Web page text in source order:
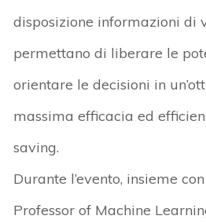
disposizione informazioni di
permettano di liberare le
orientare le decisioni in
massima efficacia ed
saving.
Durante l’evento, insieme
Professor of Machine